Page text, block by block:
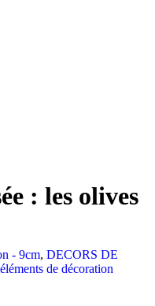
: les olives
- 9cm, DECORS DE
de décoration